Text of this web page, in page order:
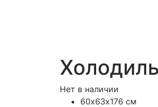
Нет в наличии
60х63х176 см